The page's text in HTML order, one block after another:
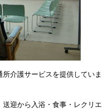
介護サービスを提供していま
迎から入浴・食事・レクリエ